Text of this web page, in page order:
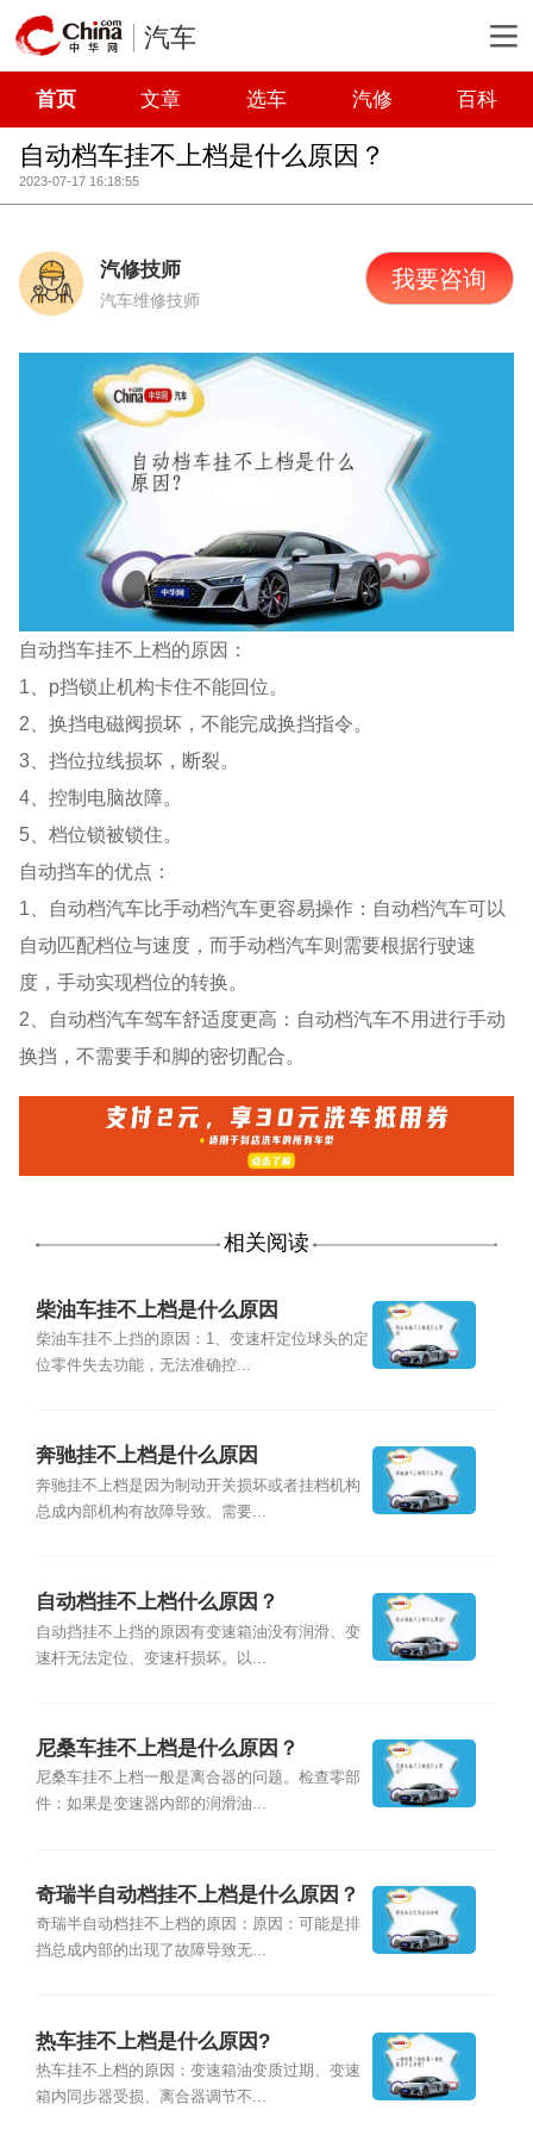
汽车
首页 文章 选车 汽修 百科
自动档车挂不上档是什么原因？
2023-07-17 16:18:55
汽修技师
汽车维修技师
我要咨询
自动挡车挂不上档的原因：
1、p挡锁止机构卡住不能回位。
2、换挡电磁阀损坏，不能完成换挡指令。
3、挡位拉线损坏，断裂。
4、控制电脑故障。
5、档位锁被锁住。
自动挡车的优点：
1、自动档汽车比手动档汽车更容易操作：自动档汽车可以
自动匹配档位与速度，而手动档汽车则需要根据行驶速
度，手动实现档位的转换。
2、自动档汽车驾车舒适度更高：自动档汽车不用进行手动
换挡，不需要手和脚的密切配合。
相关阅读
柴油车挂不上档是什么原因
柴油车挂不上挡的原因：1、变速杆定位球头的定
位零件失去功能，无法准确控...
奔驰挂不上档是什么原因
奔驰挂不上档是因为制动开关损坏或者挂档机构
总成内部机构有故障导致。需要...
自动档挂不上档什么原因？
自动挡挂不上挡的原因有变速箱油没有润滑、变
速杆无法定位、变速杆损坏。以...
尼桑车挂不上档是什么原因？
尼桑车挂不上档一般是离合器的问题。检查零部
件：如果是变速器内部的润滑油...
奇瑞半自动档挂不上档是什么原因？
奇瑞半自动档挂不上档的原因：原因：可能是排
挡总成内部的出现了故障导致无...
热车挂不上档是什么原因?
热车挂不上档的原因：变速箱油变质过期、变速
箱内同步器受损、离合器调节不...